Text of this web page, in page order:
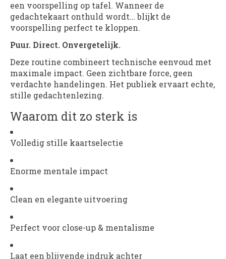
een voorspelling op tafel. Wanneer de
gedachtekaart onthuld wordt… blijkt de
voorspelling perfect te kloppen.
Puur. Direct. Onvergetelijk.
Deze routine combineert technische eenvoud met
maximale impact. Geen zichtbare force, geen
verdachte handelingen. Het publiek ervaart echte,
stille gedachtenlezing.
Waarom dit zo sterk is
Volledig stille kaartselectie
Enorme mentale impact
Clean en elegante uitvoering
Perfect voor close-up & mentalisme
Laat een blijvende indruk achter